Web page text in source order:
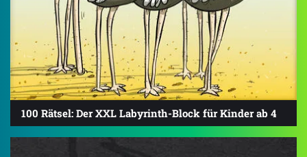
100 Rätsel: Der XXL Labyrinth-Block für Kinder ab 4